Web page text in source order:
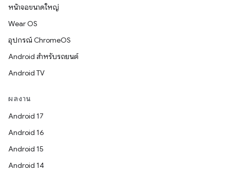
หน้าจอขนาดใหญ่
Wear OS
อุปกรณ์ ChromeOS
Android สำหรับรถยนต์
Android TV
ผลงาน
Android 17
Android 16
Android 15
Android 14